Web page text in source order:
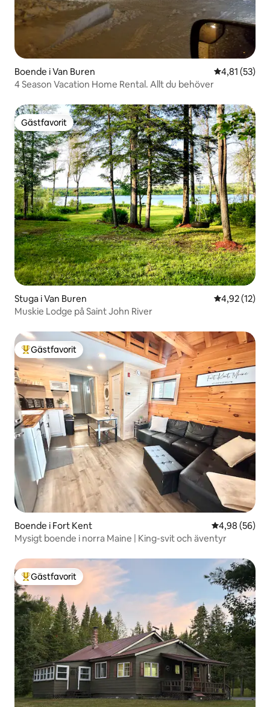
Boende i Van Buren 4,81 av 5 i
4,81 (53)
4 Season Vacation Home Rental. Allt du behöver
Gästfavorit
Gästfavorit
Stuga i Van Buren 4,92 av 5 i
4,92 (12)
Muskie Lodge på Saint John River
Populär gästfavorit
Gästfavorit
Boende i Fort Kent 4,98 av 5 i
4,98 (56)
Mysigt boende i norra Maine | King-svit och äventyr
Populär gästfavorit
Gästfavorit